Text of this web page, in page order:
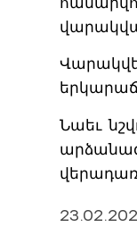
Նաեւ